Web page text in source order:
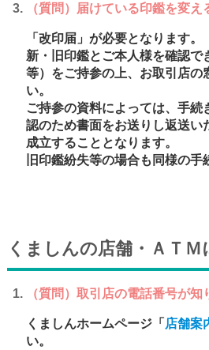
（質問）届けている印鑑を変え
「改印届」が必要となります。
新・旧印鑑とご本人様を確認で
等）をご持参の上、お取引店の
い。
ご持参の資料によっては、手続
認のため書面をお送りし返送い
成立することとなります。
旧印鑑紛失等の場合も同様の手
くましんの店舗・ＡＴ
（質問）取引店の電話番号が知
くましんホームページ「 店舗案
い。